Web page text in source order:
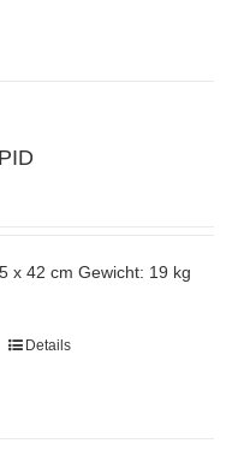
x 42 cm Gewicht: 19 kg
Details